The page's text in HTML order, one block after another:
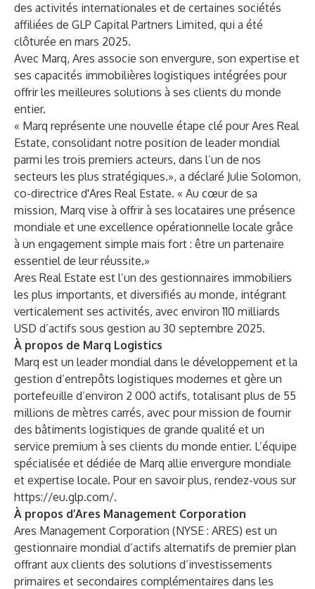
des activités internationales et de certaines sociétés
affiliées de GLP Capital Partners Limited, qui a été
clôturée en mars 2025.
Avec Marq, Ares associe son envergure, son expertise et
ses capacités immobilières logistiques intégrées pour
offrir les meilleures solutions à ses clients du monde
entier.
« Marq représente une nouvelle étape clé pour Ares Real
Estate, consolidant notre position de leader mondial
parmi les trois premiers acteurs, dans l’un de nos
secteurs les plus stratégiques.», a déclaré Julie Solomon,
co-directrice d'Ares Real Estate. « Au cœur de sa
mission, Marq vise à offrir à ses locataires une présence
mondiale et une excellence opérationnelle locale grâce
à un engagement simple mais fort : être un partenaire
essentiel de leur réussite.»
Ares Real Estate est l’un des gestionnaires immobiliers
les plus importants, et diversifiés au monde, intégrant
verticalement ses activités, avec environ 110 milliards
USD d’actifs sous gestion au 30 septembre 2025.
À propos de Marq Logistics
Marq est un leader mondial dans le développement et la
gestion d’entrepôts logistiques modernes et gère un
portefeuille d’environ 2 000 actifs, totalisant plus de 55
millions de mètres carrés, avec pour mission de fournir
des bâtiments logistiques de grande qualité et un
service premium à ses clients du monde entier. L’équipe
spécialisée et dédiée de Marq allie envergure mondiale
et expertise locale. Pour en savoir plus, rendez-vous sur
https://eu.glp.com/.
À propos d’Ares Management Corporation
Ares Management Corporation (NYSE : ARES) est un
gestionnaire mondial d’actifs alternatifs de premier plan
offrant aux clients des solutions d’investissements
primaires et secondaires complémentaires dans les